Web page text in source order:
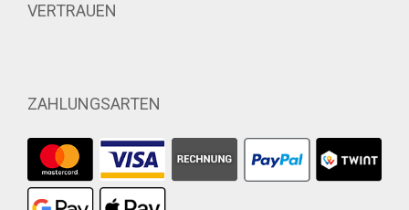
VERTRAUEN
ZAHLUNGSARTEN